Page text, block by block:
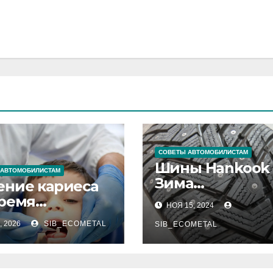
кариеса
2026 SIB_ECOMETAL
СОВЕТЫ АВТОМОБИЛИСТАМ
Шины Hankook
Зима
Шипованные:
Надежный
Партнёр на
Снежных
НОЯ 15, 2024
SIB_ECOMETAL